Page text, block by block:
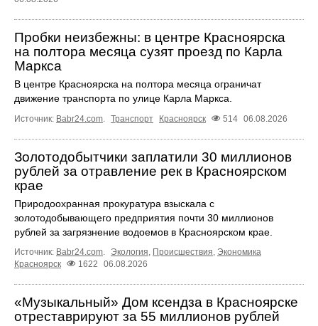
Пробки неизбежны: в центре Красноярска
на полтора месяца сузят проезд по Карла
Маркса
В центре Красноярска на полтора месяца ограничат
движение транспорта по улице Карла Маркса.
Источник: Babr24.com. Транспорт Красноярск 514 06.08.2026
Золотодобытчики заплатили 30 миллионов
рублей за отравление рек в Красноярском
крае
Природоохранная прокуратура взыскала с
золотодобывающего предприятия почти 30 миллионов
рублей за загрязнение водоемов в Красноярском крае.
Источник: Babr24.com. Экология, Происшествия, Экономика
Красноярск
1622 06.08.2026
«Музыкальный» Дом ксендза в Красноярске
отреставрируют за 55 миллионов рублей